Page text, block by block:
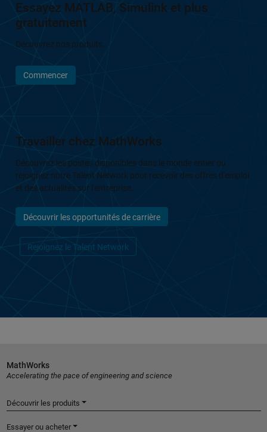
Essayez MATLAB, Simulink et plus
gratuitement
Découvrez nos produits.
Commencer
Travailler chez MathWorks
Découvrez les postes disponibles dans le monde entier ou
rejoignez notre Talent Network pour recevoir des offres d'emploi
et des actualités sur l'entreprise.
Découvrir les opportunités de carrière
Rejoignez le Talent Network
MathWorks
Accelerating the pace of engineering and science
Découvrir les produits
Essayer ou acheter